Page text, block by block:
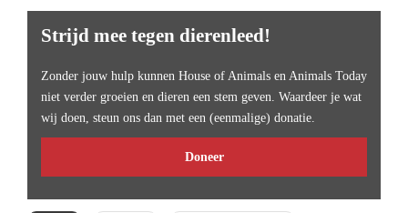
Strijd mee tegen dierenleed!
Zonder jouw hulp kunnen House of Animals en Animals Today
niet verder groeien en dieren een stem geven. Waardeer je wat
wij doen, steun ons dan met een (eenmalige) donatie.
Doneer